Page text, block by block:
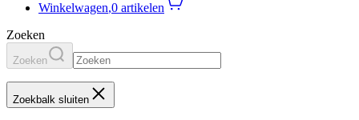
Winkelwagen,0 artikelen
Zoeken
Zoeken
Zoekbalk sluiten